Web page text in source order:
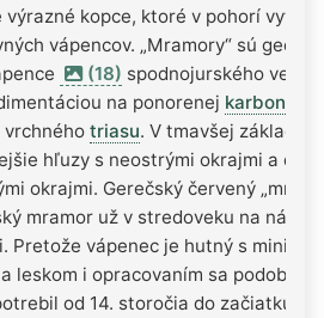
výrazné kopce, ktoré v pohorí
vápencov. „Mramory“ sú
(18) spodnojurského veku,
na ponorenej
vrchného triasu. V tmavšej
hľuzy s neostrými okrajmi a
okrajmi. Gerečský červený
mramor už v stredoveku na
Pretože vápenec je hutný s
leskom i opracovaním sa podobá na
od 14. storočia do začiatku